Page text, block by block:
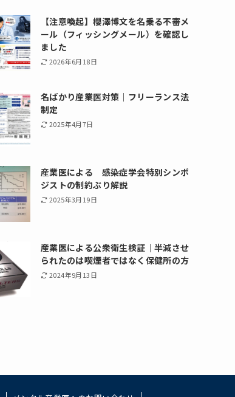
【注意喚起】櫻澤博文を名乗る不審メ
ール（フィッシングメール）を確認し
ました
2026年6月18日
名ばかり産業医対策｜フリーランス法
制定
2025年4月7日
産業医による 感染症学会特別シンポ
ジストの制約ぶり解説
2025年3月19日
産業医による公衆衛生検証｜半減させ
られたのは喫煙者ではなく保健所の方
2024年9月13日